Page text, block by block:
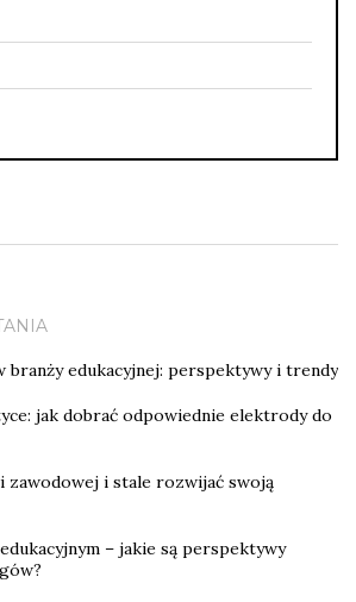
branży edukacyjnej: perspektywy i trendy
jak dobrać odpowiednie elektrody do
zawodowej i stale rozwijać swoją
– jakie są perspektywy